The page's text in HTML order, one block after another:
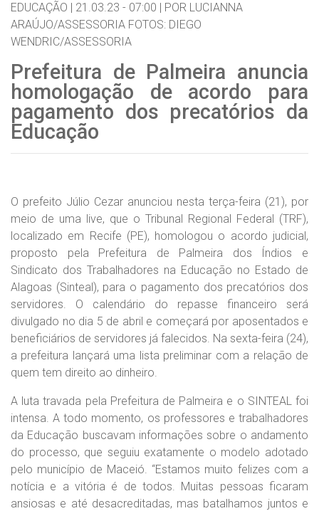
EDUCAÇÃO | 21.03.23 - 07:00 | POR LUCIANNA
ARAÚJO/ASSESSORIA FOTOS: DIEGO
WENDRIC/ASSESSORIA
Prefeitura de Palmeira anuncia
homologação de acordo para
pagamento dos precatórios da
Educação
O prefeito Júlio Cezar anunciou nesta terça-feira (21), por
meio de uma live, que o Tribunal Regional Federal (TRF),
localizado em Recife (PE), homologou o acordo judicial,
proposto pela Prefeitura de Palmeira dos Índios e
Sindicato dos Trabalhadores na Educação no Estado de
Alagoas (Sinteal), para o pagamento dos precatórios dos
servidores. O calendário do repasse financeiro será
divulgado no dia 5 de abril e começará por aposentados e
beneficiários de servidores já falecidos. Na sexta-feira (24),
a prefeitura lançará uma lista preliminar com a relação de
quem tem direito ao dinheiro.
A luta travada pela Prefeitura de Palmeira e o SINTEAL foi
intensa. A todo momento, os professores e trabalhadores
da Educação buscavam informações sobre o andamento
do processo, que seguiu exatamente o modelo adotado
pelo município de Maceió. “Estamos muito felizes com a
notícia e a vitória é de todos. Muitas pessoas ficaram
ansiosas e até desacreditadas, mas batalhamos juntos e